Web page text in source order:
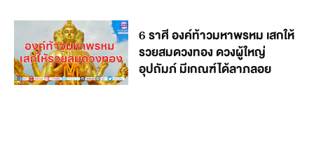
6 ราศี องค์ท้าวมหาพรหม เสกให้
รวยสมดวงทอง ดวงผู้ใหญ่
อุปถัมภ์ มีเกณฑ์ได้ลาภลอย